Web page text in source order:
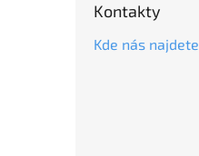
Kontakty
Kde nás najdete